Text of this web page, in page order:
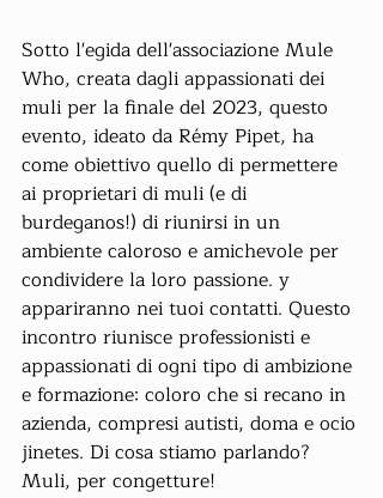
Sotto l'egida dell'associazione Mule
Who, creata dagli appassionati dei
muli per la finale del 2023, questo
evento, ideato da Rémy Pipet, ha
come obiettivo quello di permettere
ai proprietari di muli (e di
burdeganos!) di riunirsi in un
ambiente caloroso e amichevole per
condividere la loro passione. y
appariranno nei tuoi contatti. Questo
incontro riunisce professionisti e
appassionati di ogni tipo di ambizione
e formazione: coloro che si recano in
azienda, compresi autisti, doma e ocio
jinetes. Di cosa stiamo parlando?
Muli, per congetture!